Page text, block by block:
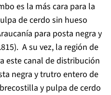
es la más cara para la
de cerdo sin hueso
para posta negra y
A su vez, la región de
este canal de distribución
negra y trutro entero de
y pulpa de cerdo